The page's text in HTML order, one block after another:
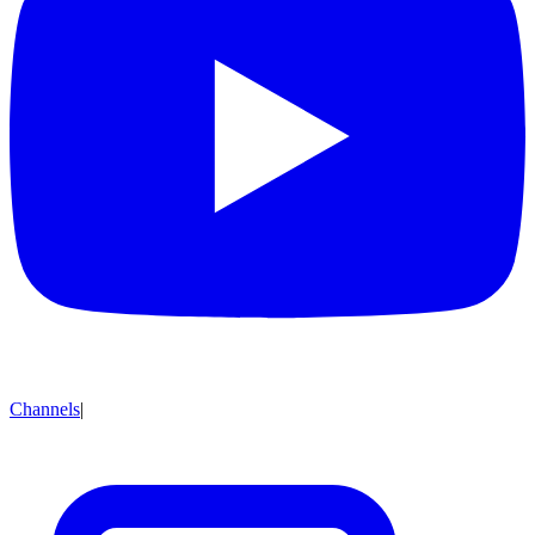
Channels|